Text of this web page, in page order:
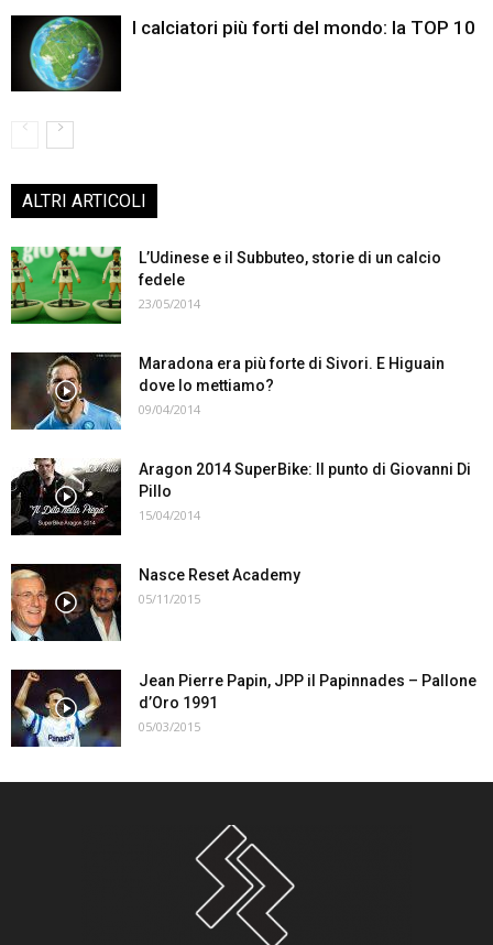
I calciatori più forti del mondo: la TOP 10
ALTRI ARTICOLI
L’Udinese e il Subbuteo, storie di un calcio
fedele
23/05/2014
Maradona era più forte di Sivori. E Higuain
dove lo mettiamo?
09/04/2014
Aragon 2014 SuperBike: Il punto di Giovanni Di
Pillo
15/04/2014
Nasce Reset Academy
05/11/2015
Jean Pierre Papin, JPP il Papinnades – Pallone
d’Oro 1991
05/03/2015